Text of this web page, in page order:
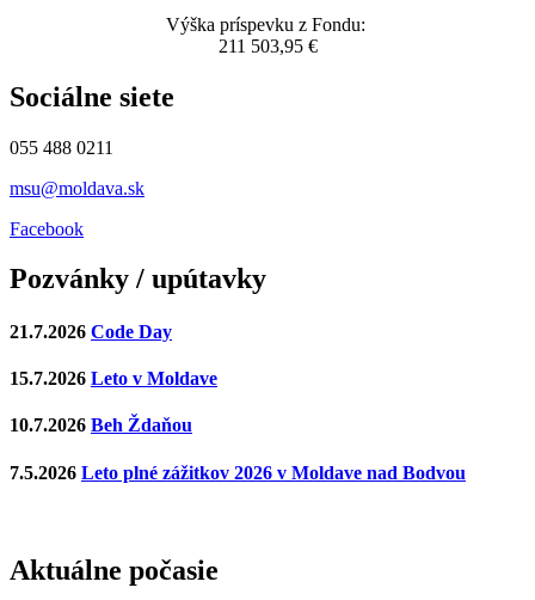
Výška príspevku z Fondu:
211 503,95 €
Sociálne siete
055 488 0211
msu@moldava.sk
Facebook
Pozvánky / upútavky
21.7.2026 Code Day
15.7.2026 Leto v Moldave
10.7.2026 Beh Ždaňou
7.5.2026 Leto plné zážitkov 2026 v Moldave nad Bodvou
Aktuálne počasie